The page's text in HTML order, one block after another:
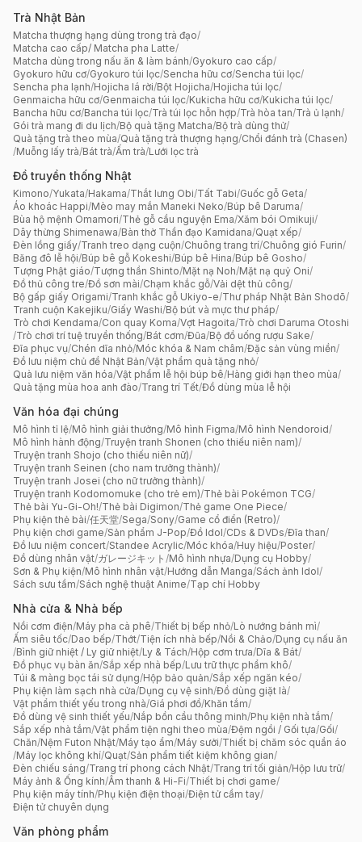
Trà Nhật Bản
Matcha thượng hạng dùng trong trà đạo/
Matcha cao cấp/ Matcha pha Latte/
Matcha dùng trong nấu ăn & làm bánh/Gyokuro cao cấp/
Gyokuro hữu cơ/Gyokuro túi lọc/Sencha hữu cơ/Sencha túi lọc/
Sencha pha lạnh/Hojicha lá rời/Bột Hojicha/Hojicha túi lọc/
Genmaicha hữu cơ/Genmaicha túi lọc/Kukicha hữu cơ/Kukicha túi lọc/
Bancha hữu cơ/Bancha túi lọc/Trà túi lọc hỗn hợp/Trà hòa tan/Trà ủ lạnh/
Gói trà mang đi du lịch/Bộ quà tặng Matcha/Bộ trà dùng thử/
Quà tặng trà theo mùa/Quà tặng trà thượng hạng/Chổi đánh trà (Chasen)
/Muỗng lấy trà/Bát trà/Ấm trà/Lưới lọc trà
Đồ truyền thống Nhật
Kimono/Yukata/Hakama/Thắt lưng Obi/Tất Tabi/Guốc gỗ Geta/
Áo khoác Happi/Mèo may mắn Maneki Neko/Búp bê Daruma/
Bùa hộ mệnh Omamori/Thẻ gỗ cầu nguyện Ema/Xăm bói Omikuji/
Dây thừng Shimenawa/Bàn thờ Thần đạo Kamidana/Quạt xếp/
Đèn lồng giấy/Tranh treo dạng cuộn/Chuông trang trí/Chuông gió Furin/
Băng đô lễ hội/Búp bê gỗ Kokeshi/Búp bê Hina/Búp bê Gosho/
Tượng Phật giáo/Tượng thần Shinto/Mặt nạ Noh/Mặt nạ quỷ Oni/
Đồ thủ công tre/Đồ sơn mài/Chạm khắc gỗ/Vải dệt thủ công/
Bộ gấp giấy Origami/Tranh khắc gỗ Ukiyo-e/Thư pháp Nhật Bản Shodō/
Tranh cuộn Kakejiku/Giấy Washi/Bộ bút và mực thư pháp/
Trò chơi Kendama/Con quay Koma/Vợt Hagoita/Trò chơi Daruma Otoshi
/Trò chơi trí tuệ truyền thống/Bát cơm/Đũa/Bộ đồ uống rượu Sake/
Đĩa phục vụ/Chén dĩa nhỏ/Móc khóa & Nam châm/Đặc sản vùng miền/
Đồ lưu niệm chủ đề Nhật Bản/Vật phẩm quà tặng nhỏ/
Quà lưu niệm văn hóa/Vật phẩm lễ hội búp bê/Hàng giới hạn theo mùa/
Quà tặng mùa hoa anh đào/Trang trí Tết/Đồ dùng mùa lễ hội
Văn hóa đại chúng
Mô hình tỉ lệ/Mô hình giải thưởng/Mô hình Figma/Mô hình Nendoroid/
Mô hình hành động/Truyện tranh Shonen (cho thiếu niên nam)/
Truyện tranh Shojo (cho thiếu niên nữ)/
Truyện tranh Seinen (cho nam trưởng thành)/
Truyện tranh Josei (cho nữ trưởng thành)/
Truyện tranh Kodomomuke (cho trẻ em)/Thẻ bài Pokémon TCG/
Thẻ bài Yu-Gi-Oh!/Thẻ bài Digimon/Thẻ game One Piece/
Phụ kiện thẻ bài/任天堂/Sega/Sony/Game cổ điển (Retro)/
Phụ kiện chơi game/Sản phẩm J-Pop/Đồ Idol/CDs & DVDs/Đĩa than/
Đồ lưu niệm concert/Standee Acrylic/Móc khóa/Huy hiệu/Poster/
Đồ dùng nhân vật/ガレージキット /Mô hình nhựa/Dụng cụ Hobby/
Sơn & Phụ kiện/Mô hình nhân vật/Hướng dẫn Manga/Sách ảnh Idol/
Sách sưu tầm/Sách nghệ thuật Anime/Tạp chí Hobby
Nhà cửa & Nhà bếp
Nồi cơm điện/Máy pha cà phê/Thiết bị bếp nhỏ/Lò nướng bánh mì/
Ấm siêu tốc/Dao bếp/Thớt/Tiện ích nhà bếp/Nồi & Chảo/Dụng cụ nấu ăn
/Bình giữ nhiệt / Ly giữ nhiệt/Ly & Tách/Hộp cơm trưa/Dĩa & Bát/
Đồ phục vụ bàn ăn/Sắp xếp nhà bếp/Lưu trữ thực phẩm khô/
Túi & màng bọc tái sử dụng/Hộp bảo quản/Sắp xếp ngăn kéo/
Phụ kiện làm sạch nhà cửa/Dụng cụ vệ sinh/Đồ dùng giặt là/
Vật phẩm thiết yếu trong nhà/Giá phơi đồ/Khăn tắm/
Đồ dùng vệ sinh thiết yếu/Nắp bồn cầu thông minh/Phụ kiện nhà tắm/
Sắp xếp nhà tắm/Vật phẩm tiện nghi theo mùa/Đệm ngồi / Gối tựa/Gối/
Chăn/Nệm Futon Nhật/Máy tạo ẩm/Máy sưởi/Thiết bị chăm sóc quần áo
/Máy lọc không khí/Quạt/Sản phẩm tiết kiệm không gian/
Đèn chiếu sáng/Trang trí phong cách Nhật/Trang trí tối giản/Hộp lưu trữ/
Máy ảnh & Ống kính/Âm thanh & Hi-Fi/Thiết bị chơi game/
Phụ kiện máy tính/Phụ kiện điện thoại/Điện tử cầm tay/
Điện tử chuyên dụng
Văn phòng phẩm